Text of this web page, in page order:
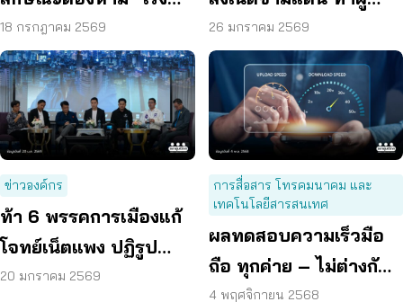
หน่วยงานดำเนินการตาม
ขั้นตอน
18 กรกฎาคม 2569
บริโภคเสียหาย
26 มกราคม 2569
ข่าวองค์กร
ท้า 6 พรรคการเมืองแก้
โจทย์เน็ตแพง ปฏิรูป
กสทช. – หยุดผูกขาด
20 มกราคม 2569
การสื่อสาร โทรคมนาคม และ
เทคโนโลยีสารสนเทศ
ผลทดสอบความเร็วมือ
ถือ ทุกค่าย – ไม่ต่างกัน
แนะทำแพลตฟอร์ม
4 พฤศจิกายน 2568